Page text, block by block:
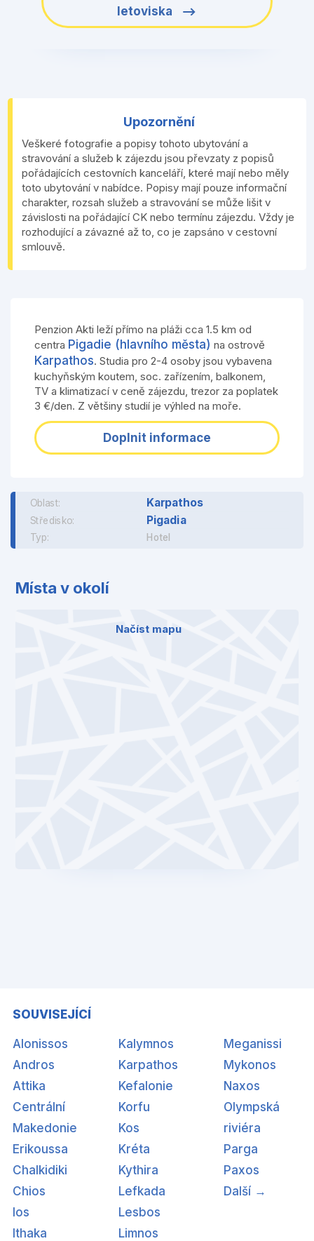
letoviska
Upozornění
Veškeré fotografie a popisy tohoto ubytování a
stravování a služeb k zájezdu jsou převzaty z popisů
pořádajících cestovních kanceláří, které mají nebo měly
toto ubytování v nabídce. Popisy mají pouze informační
charakter, rozsah služeb a stravování se může lišit v
závislosti na pořádající CK nebo termínu zájezdu. Vždy je
rozhodující a závazné až to, co je zapsáno v cestovní
smlouvě.
Penzion Akti leží přímo na pláži cca 1.5 km od
centra Pigadie (hlavního města) na ostrově
Karpathos. Studia pro 2-4 osoby jsou vybavena
kuchyňským koutem, soc. zařízením, balkonem,
TV a klimatizací v ceně zájezdu, trezor za poplatek
3 €/den. Z většiny studií je výhled na moře.
Doplnit informace
Oblast: Karpathos
Středisko: Pigadia
Typ: Hotel
Místa v okolí
Načíst mapu
SOUVISEJÍCÍ
Alonissos
Andros
Attika
Centrální
Makedonie
Erikoussa
Chalkidiki
Chios
Ios
Ithaka
Kalymnos
Karpathos
Kefalonie
Korfu
Kos
Kréta
Kythira
Lefkada
Lesbos
Limnos
Meganissi
Mykonos
Naxos
Olympská
riviéra
Parga
Paxos
Další →